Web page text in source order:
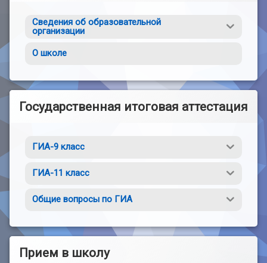
Сведения об образовательной
организации
О школе
Государственная итоговая аттестация
ГИА-9 класс
ГИА-11 класс
Общие вопросы по ГИА
Прием в школу